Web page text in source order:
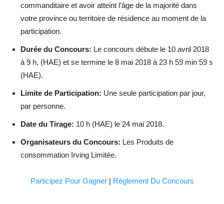
commanditaire et avoir atteint l’âge de la majorité dans
votre province ou territoire de résidence au moment de la
participation.
Durée du Concours: Le concours débute le 10 avril 2018
à 9 h, (HAE) et se termine le 8 mai 2018 à 23 h 59 min 59 s
(HAE).
Limite de Participation: Une seule participation par jour,
par personne.
Date du Tirage: 10 h (HAE) le 24 mai 2018.
Organisateurs du Concours: Les Produits de
consommation Irving Limitée.
Participez Pour Gagner| Règlement Du Concours